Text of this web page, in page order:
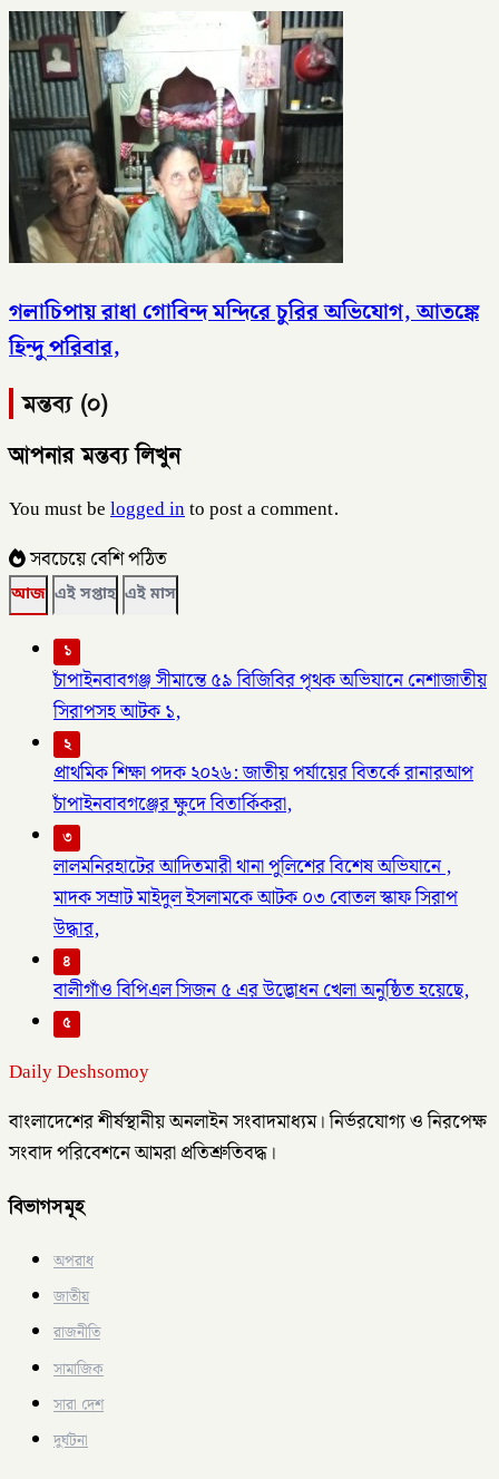
গলাচিপায় রাধা গোবিন্দ মন্দিরে চুরির অভিযোগ, আতঙ্কে
হিন্দু পরিবার,
মন্তব্য (০)
আপনার মন্তব্য লিখুন
You must belogged into post a comment.
সবচেয়ে বেশি পঠিত
আজ এই সপ্তাহ এই মাস
১
চাঁপাইনবাবগঞ্জ সীমান্তে ৫৯ বিজিবির পৃথক অভিযানে নেশাজাতীয়
সিরাপসহ আটক ১,
২
প্রাথমিক শিক্ষা পদক ২০২৬: জাতীয় পর্যায়ের বিতর্কে রানারআপ
চাঁপাইনবাবগঞ্জের ক্ষুদে বিতার্কিকরা,
৩
লালমনিরহাটের আদিতমারী থানা পুলিশের বিশেষ অভিযানে ,
মাদক সম্রাট মাইদুল ইসলামকে আটক ০৩ বোতল স্কাফ সিরাপ
উদ্ধার,
৪
বালীগাঁও বিপিএল সিজন ৫ এর উদ্ভোধন খেলা অনুষ্ঠিত হয়েছে,
৫
Daily Deshsomoy
বাংলাদেশের শীর্ষস্থানীয় অনলাইন সংবাদমাধ্যম। নির্ভরযোগ্য ও নিরপেক্ষ
সংবাদ পরিবেশনে আমরা প্রতিশ্রুতিবদ্ধ।
বিভাগসমূহ
অপরাধ
জাতীয়
রাজনীতি
সামাজিক
সারা দেশ
দুর্ঘটনা